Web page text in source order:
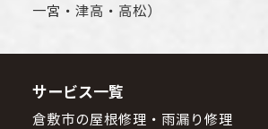
一宮・津高・高松）
サービス一覧
倉敷市の屋根修理・雨漏り修理